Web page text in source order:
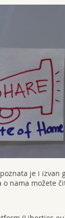
je i izvan
o nama možete